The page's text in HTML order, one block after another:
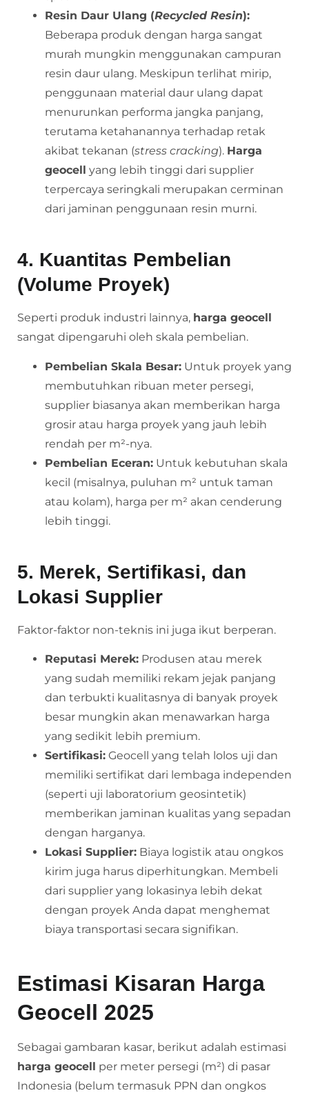
Resin Daur Ulang (Recycled Resin):
Beberapa produk dengan harga sangat
murah mungkin menggunakan campuran
resin daur ulang. Meskipun terlihat mirip,
penggunaan material daur ulang dapat
menurunkan performa jangka panjang,
terutama ketahanannya terhadap retak
akibat tekanan (stress cracking). Harga
geocell yang lebih tinggi dari supplier
terpercaya seringkali merupakan cerminan
dari jaminan penggunaan resin murni.
4. Kuantitas Pembelian
(Volume Proyek)
Seperti produk industri lainnya, harga geocell
sangat dipengaruhi oleh skala pembelian.
Pembelian Skala Besar: Untuk proyek yang
membutuhkan ribuan meter persegi,
supplier biasanya akan memberikan harga
grosir atau harga proyek yang jauh lebih
rendah per m²-nya.
Pembelian Eceran: Untuk kebutuhan skala
kecil (misalnya, puluhan m² untuk taman
atau kolam), harga per m² akan cenderung
lebih tinggi.
5. Merek, Sertifikasi, dan
Lokasi Supplier
Faktor-faktor non-teknis ini juga ikut berperan.
Reputasi Merek: Produsen atau merek
yang sudah memiliki rekam jejak panjang
dan terbukti kualitasnya di banyak proyek
besar mungkin akan menawarkan harga
yang sedikit lebih premium.
Sertifikasi: Geocell yang telah lolos uji dan
memiliki sertifikat dari lembaga independen
(seperti uji laboratorium geosintetik)
memberikan jaminan kualitas yang sepadan
dengan harganya.
Lokasi Supplier: Biaya logistik atau ongkos
kirim juga harus diperhitungkan. Membeli
dari supplier yang lokasinya lebih dekat
dengan proyek Anda dapat menghemat
biaya transportasi secara signifikan.
Estimasi Kisaran Harga
Geocell 2025
Sebagai gambaran kasar, berikut adalah estimasi
harga geocell per meter persegi (m²) di pasar
Indonesia (belum termasuk PPN dan ongkos